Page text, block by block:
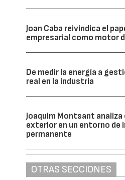
Joan Caba reivindica el
empresarial como motor
De medir la energía a
real en la industria
Joaquim Montsant analiza
exterior en un entorno de
permanente
OTRAS SECCIONES